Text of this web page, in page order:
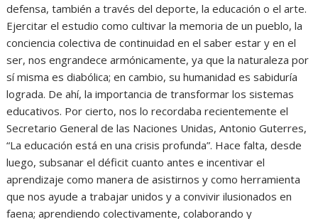
defensa, también a través del deporte, la educación o el arte.
Ejercitar el estudio como cultivar la memoria de un pueblo, la
conciencia colectiva de continuidad en el saber estar y en el
ser, nos engrandece armónicamente, ya que la naturaleza por
sí misma es diabólica; en cambio, su humanidad es sabiduría
lograda. De ahí, la importancia de transformar los sistemas
educativos. Por cierto, nos lo recordaba recientemente el
Secretario General de las Naciones Unidas, Antonio Guterres,
“La educación está en una crisis profunda”. Hace falta, desde
luego, subsanar el déficit cuanto antes e incentivar el
aprendizaje como manera de asistirnos y como herramienta
que nos ayude a trabajar unidos y a convivir ilusionados en
faena; aprendiendo colectivamente, colaborando y